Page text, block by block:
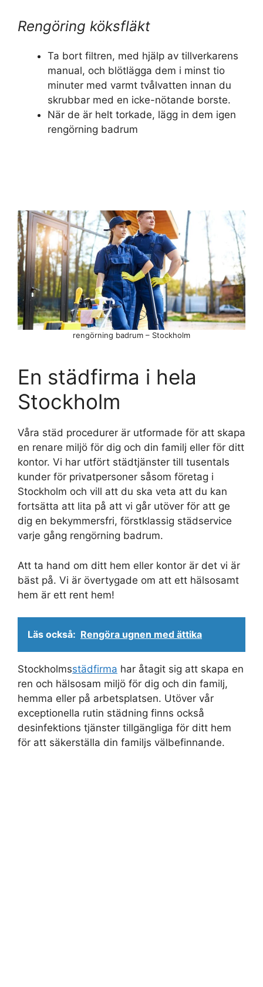
Rengöring köksfläkt
Ta bort filtren, med hjälp av tillverkarens
manual, och blötlägga dem i minst tio
minuter med varmt tvålvatten innan du
skrubbar med en icke-nötande borste.
När de är helt torkade, lägg in dem igen
rengörning badrum
En städfirma i hela
Stockholm
Våra städ procedurer är utformade för att skapa
en renare miljö för dig och din familj eller för ditt
kontor. Vi har utfört städtjänster till tusentals
kunder för privatpersoner såsom företag i
Stockholm och vill att du ska veta att du kan
fortsätta att lita på att vi går utöver för att ge
dig en bekymmersfri, förstklassig städservice
varje gång rengörning badrum.
Att ta hand om ditt hem eller kontor är det vi är
bäst på. Vi är övertygade om att ett hälsosamt
hem är ett rent hem!
Läs också: Rengöra ugnen med ättika
Stockholmsstädfirma har åtagit sig att skapa en
ren och hälsosam miljö för dig och din familj,
hemma eller på arbetsplatsen. Utöver vår
exceptionella rutin städning finns också
desinfektions tjänster tillgängliga för ditt hem
för att säkerställa din familjs välbefinnande.
rengörning badrum – Stockholm